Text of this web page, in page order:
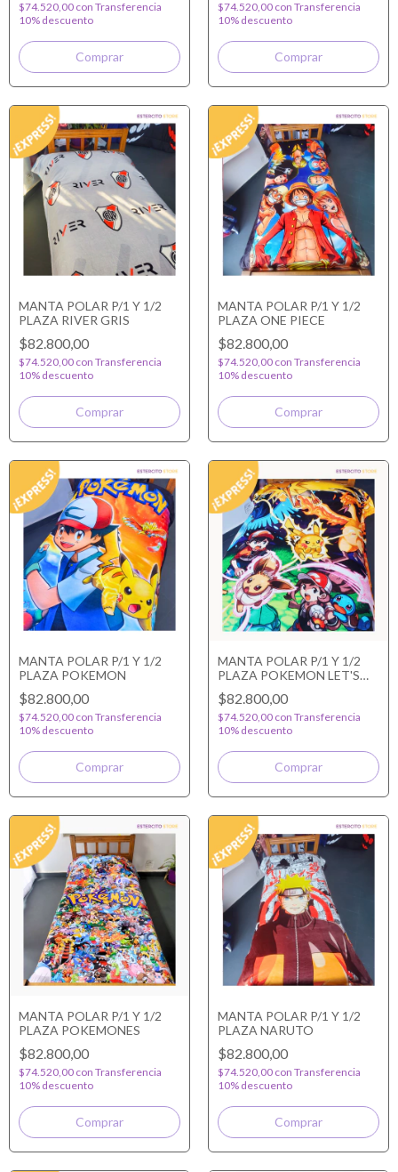
$74.520,00 con Transferencia
10% descuento
$74.520,00 con Transferencia
10% descuento
MANTA POLAR P/1 Y 1/2
PLAZA RIVER GRIS
$82.800,00
$74.520,00 con Transferencia
10% descuento
MANTA POLAR P/1 Y 1/2
PLAZA ONE PIECE
$82.800,00
$74.520,00 con Transferencia
10% descuento
MANTA POLAR P/1 Y 1/2
PLAZA POKEMON
$82.800,00
$74.520,00 con Transferencia
10% descuento
MANTA POLAR P/1 Y 1/2
PLAZA POKEMON LET'S
GO
$82.800,00
$74.520,00 con Transferencia
10% descuento
MANTA POLAR P/1 Y 1/2
PLAZA POKEMONES
$82.800,00
$74.520,00 con Transferencia
10% descuento
MANTA POLAR P/1 Y 1/2
PLAZA NARUTO
$82.800,00
$74.520,00 con Transferencia
10% descuento